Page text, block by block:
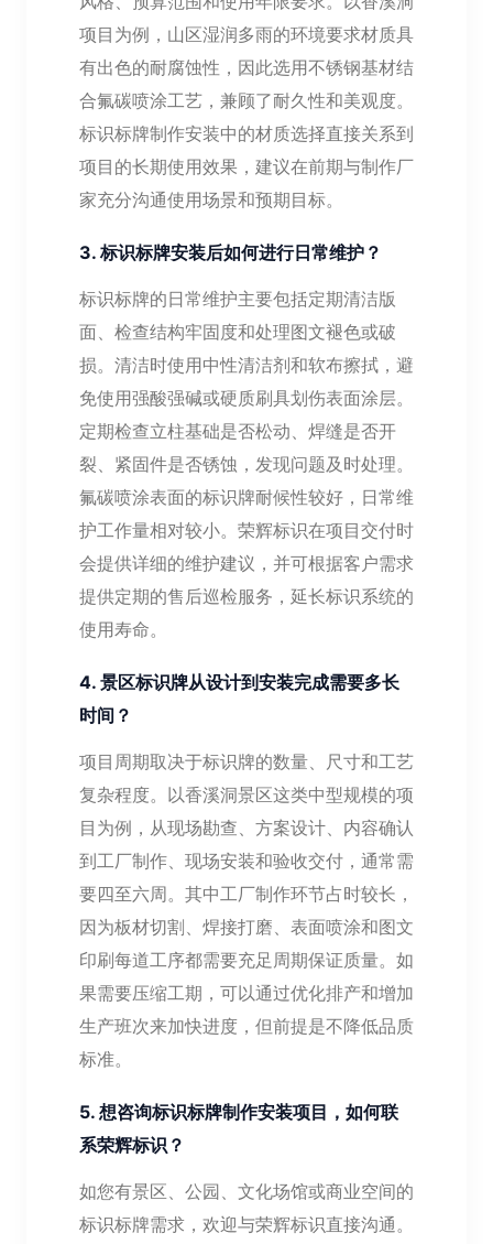
项目为例，山区湿润多雨的环境要求材质具
有出色的耐腐蚀性，因此选用不锈钢基材结
合氟碳喷涂工艺，兼顾了耐久性和美观度。
标识标牌制作安装中的材质选择直接关系到
项目的长期使用效果，建议在前期与制作厂
家充分沟通使用场景和预期目标。
3. 标识标牌安装后如何进行日常维护？
标识标牌的日常维护主要包括定期清洁版
面、检查结构牢固度和处理图文褪色或破
损。清洁时使用中性清洁剂和软布擦拭，避
免使用强酸强碱或硬质刷具划伤表面涂层。
定期检查立柱基础是否松动、焊缝是否开
裂、紧固件是否锈蚀，发现问题及时处理。
氟碳喷涂表面的标识牌耐候性较好，日常维
护工作量相对较小。荣辉标识在项目交付时
会提供详细的维护建议，并可根据客户需求
提供定期的售后巡检服务，延长标识系统的
使用寿命。
4. 景区标识牌从设计到安装完成需要多长
时间？
项目周期取决于标识牌的数量、尺寸和工艺
复杂程度。以香溪洞景区这类中型规模的项
目为例，从现场勘查、方案设计、内容确认
到工厂制作、现场安装和验收交付，通常需
要四至六周。其中工厂制作环节占时较长，
因为板材切割、焊接打磨、表面喷涂和图文
印刷每道工序都需要充足周期保证质量。如
果需要压缩工期，可以通过优化排产和增加
生产班次来加快进度，但前提是不降低品质
标准。
5. 想咨询标识标牌制作安装项目，如何联
系荣辉标识？
如您有景区、公园、文化场馆或商业空间的
标识标牌需求，欢迎与荣辉标识直接沟通。